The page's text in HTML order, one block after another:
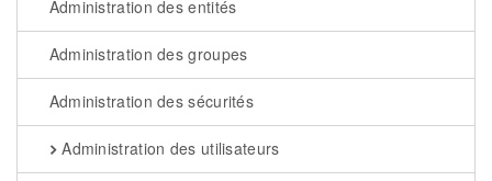
Administration des entités
Administration des groupes
Administration des sécurités
Administration des utilisateurs